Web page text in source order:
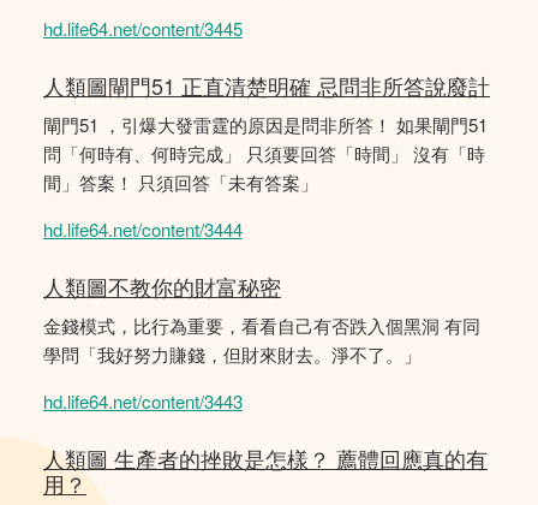
hd.life64.net/content/3445
人類圖閘門51 正直清楚明確 忌問非所答說廢計
閘門51 ，引爆大發雷霆的原因是問非所答！ 如果閘門51
問「何時有、何時完成」 只須要回答「時間」 沒有「時
間」答案！ 只須回答「未有答案」
hd.life64.net/content/3444
人類圖不教你的財富秘密
金錢模式，比行為重要，看看自己有否跌入個黑洞 有同
學問「我好努力賺錢，但財來財去。淨不了。」
hd.life64.net/content/3443
人類圖 生產者的挫敗是怎樣？ 薦體回應真的有
用？